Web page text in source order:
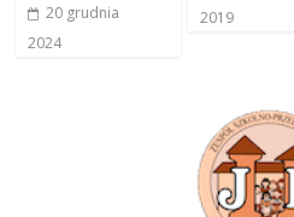
20 grudnia
2024
2019